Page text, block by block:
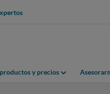
y precios